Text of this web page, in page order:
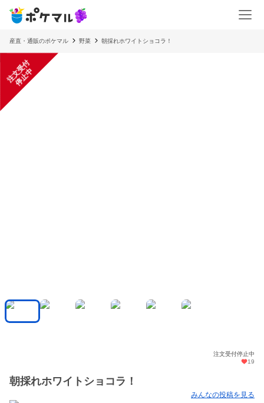
産直・通販のポケマル 野菜 朝採れホワイトショコラ！
注
文
受
付
停
止
中
注文受付停止中
19
朝採れホワイトショコラ！
みんなの投稿を見る